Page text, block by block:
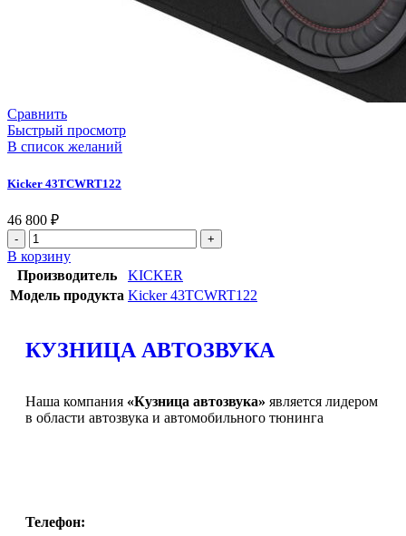
Сравнить
Быстрый просмотр
В список желаний
Kicker 43TCWRT122
46 800 ₽
В корзину
Производитель
KICKER
Модель продукта Kicker 43TCWRT122
КУЗНИЦА АВТОЗВУКА
Наша компания «Кузница автозвука» является лидером
в области автозвука и автомобильного тюнинга
Телефон: